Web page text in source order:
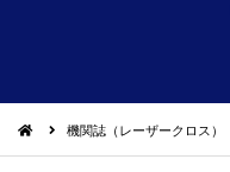
機関誌（レーザークロス）